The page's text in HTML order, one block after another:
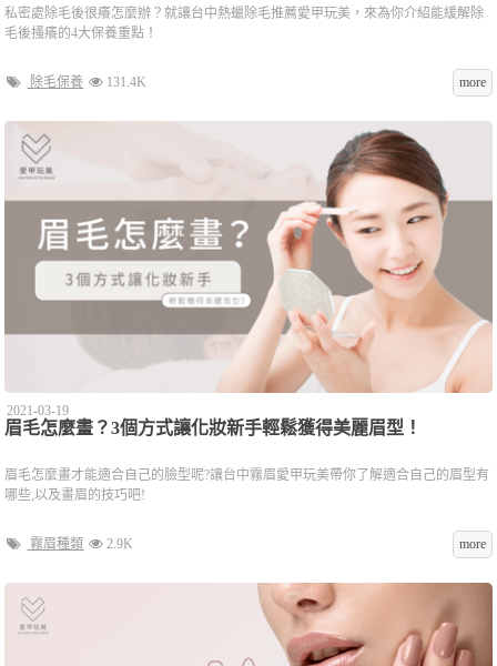
私密處除毛後很癢怎麼辦？就讓台中熱蠟除毛推薦愛甲玩美，來為你介紹能緩解除
毛後搔癢的4大保養重點！
除毛保養 131.4K more
2021-03-19
眉毛怎麼畫？3個方式讓化妝新手輕鬆獲得美麗眉型！
眉毛怎麼畫才能適合自己的臉型呢?讓台中霧眉愛甲玩美帶你了解適合自己的眉型有
哪些,以及畫眉的技巧吧!
霧眉種類 2.9K more